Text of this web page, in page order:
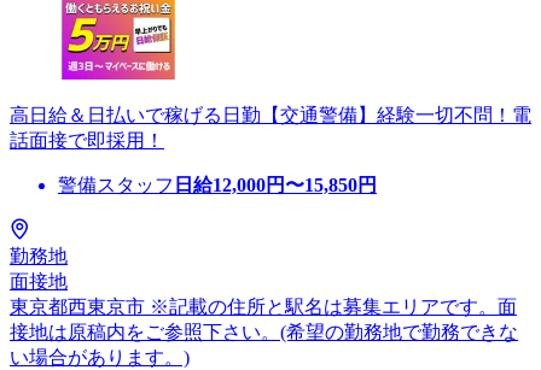
高日給＆日払いで稼げる日勤【交通警備】経験一切不問！電
話面接で即採用！
警備スタッフ 日給12,000円〜15,850円
勤務地
面接地
東京都西東京市 ※記載の住所と駅名は募集エリアです。面
接地は原稿内をご参照下さい。(希望の勤務地で勤務できな
い場合があります。)